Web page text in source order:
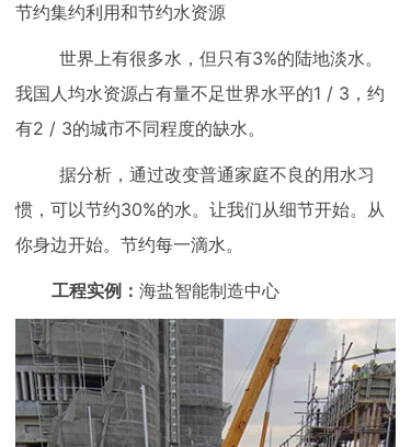
节约集约利用和节约水资源
世界上有很多水，但只有3%的陆地淡水。
我国人均水资源占有量不足世界水平的1 / 3，约
有2 / 3的城市不同程度的缺水。
据分析，通过改变普通家庭不良的用水习
惯，可以节约30%的水。让我们从细节开始。从
你身边开始。节约每一滴水。
工程实例： 海盐智能制造中心